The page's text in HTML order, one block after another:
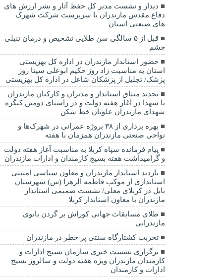
دیدار و نشست مدیر کل حفظ آثار و نشر ارزش های
دفاع مقدس مازندران با سرپرست شرکت شهرک
های صنعتی استان
قبل از ۵ سالگی سن طلایی تشخیص و درمان تنبلی
چشم
حضور استاندار مازندران در اداره کل بهزیستی
استان به مناسبت زاد روز حکیم ابوعلی سینا روز
پزشک/ تجلیل از پزشکان شاغل در اداره کل بهزیستی
تجدید میثاق استاندار و مدیران و کارکنان مازندران
با شهدا در آغاز هفته دولت و در راستای دومین کنگره
شهدای مازندران علویان خط شکن
بهره برداری از ۳۸ بروژه عمرانی در شهرک‌ها و
نواحی صنعتی مازندران همزمان با هفته
پیام فرمانده سپاه کربلا به مناسبت آغاز هفته دولت
و گرامیداشت هفته بسیج کارمندان و ادارات مازندران
بازدید استاندار مازندران و معاون سیاسی امنیتی
استانداری از موکب فاطمه الزهرا (س) شهرستان
بابل در کربلای معلی/ نشست صمیمی استاندار
مازندران با معاون استاندار کربلا
طلای مسابقات جهانی کوراش بر گردن بانوی
مازندرانی
تخربب کشتارگاه سنتی پر خطر در مازندران
برگزاری نشست خبری سازمان بسیج ادارات و
کارمندان مازندران ویژه هفته دولت و سالروز بسیج
ادارات و کارمندان